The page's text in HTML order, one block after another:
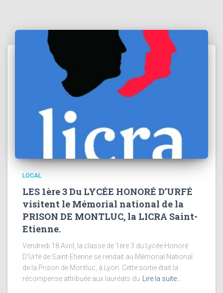
LOCAL
LES 1ère 3 Du LYCÉE HONORÉ D’URFÉ
visitent le Mémorial national de la
PRISON DE MONTLUC, la LICRA Saint-
Etienne.
Vendredi 18 Avril, la classe de 1ère 3 du Lycée Honoré
D’Urfé de Saint-Etienne se rendait au Mémorial National
de la Prison de Montluc, à Lyon. Cette sortie était la
récompense attribuée aux lauréats du
Lire la suite…